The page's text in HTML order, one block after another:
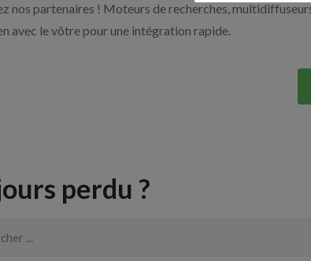
nos partenaires ! Moteurs de recherches,
avec le vôtre pour une intégration rapide.
perdu ?